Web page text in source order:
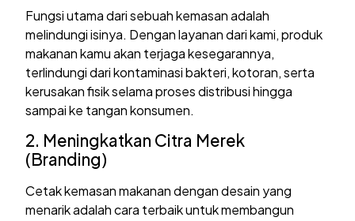
Fungsi utama dari sebuah kemasan adalah
melindungi isinya. Dengan layanan dari kami, produk
makanan kamu akan terjaga kesegarannya,
terlindungi dari kontaminasi bakteri, kotoran, serta
kerusakan fisik selama proses distribusi hingga
sampai ke tangan konsumen.
2. Meningkatkan Citra Merek
(Branding)
Cetak kemasan makanan dengan desain yang
menarik adalah cara terbaik untuk membangun